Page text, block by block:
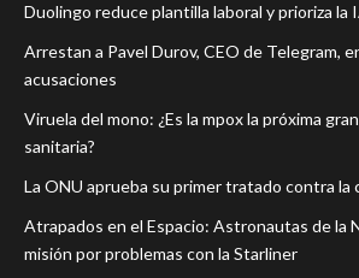
Duolingo reduce plantilla laboral y prioriza la
Arrestan a Pavel Durov, CEO de Telegram,
acusaciones
Viruela del mono: ¿Es la mpox la próxima
sanitaria?
La ONU aprueba su primer tratado contra la
Atrapados en el Espacio: Astronautas de la
misión por problemas con la Starliner